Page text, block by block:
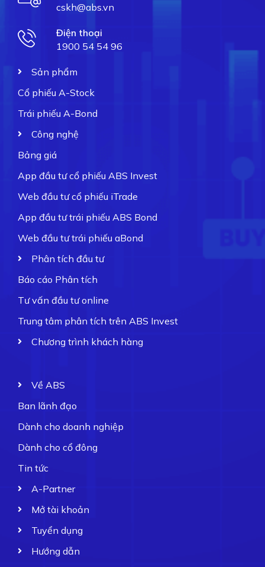
cskh@abs.vn
Điện thoại
1900 54 54 96
Sản phẩm
Cổ phiếu A-Stock
Trái phiếu A-Bond
Công nghệ
Bảng giá
App đầu tư cổ phiếu ABS Invest
Web đầu tư cổ phiếu iTrade
App đầu tư trái phiếu ABS Bond
Web đầu tư trái phiếu aBond
Phân tích đầu tư
Báo cáo Phân tích
Tư vấn đầu tư online
Trung tâm phân tích trên ABS Invest
Chương trình khách hàng
Về ABS
Ban lãnh đạo
Dành cho doanh nghiệp
Dành cho cổ đông
Tin tức
A-Partner
Mở tài khoản
Tuyển dụng
Hướng dẫn